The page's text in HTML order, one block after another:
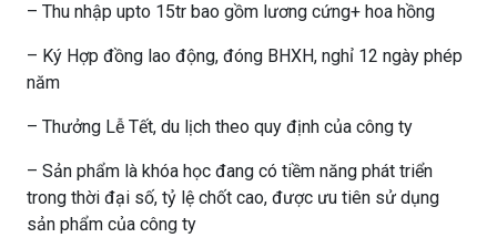
– Thu nhập upto 15tr bao gồm lương cứng+ hoa hồng
– Ký Hợp đồng lao động, đóng BHXH, nghỉ 12 ngày phép
năm
– Thưởng Lễ Tết, du lịch theo quy định của công ty
– Sản phẩm là khóa học đang có tiềm năng phát triển
trong thời đại số, tỷ lệ chốt cao, được ưu tiên sử dụng
sản phẩm của công ty